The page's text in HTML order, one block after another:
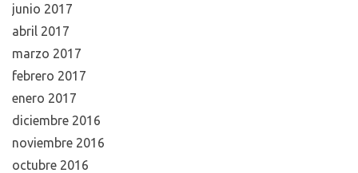
junio 2017
abril 2017
marzo 2017
febrero 2017
enero 2017
diciembre 2016
noviembre 2016
octubre 2016